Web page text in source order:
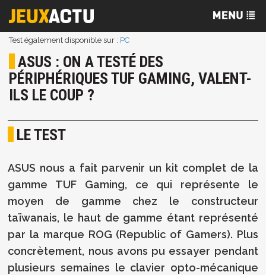
Test également disponible sur : PC
ASUS : ON A TESTÉ DES
PÉRIPHÉRIQUES TUF GAMING, VALENT-
ILS LE COUP ?
LE TEST
ASUS nous a fait parvenir un kit complet de la
gamme TUF Gaming, ce qui représente le
moyen de gamme chez le constructeur
taïwanais, le haut de gamme étant représenté
par la marque ROG (Republic of Gamers). Plus
concrètement, nous avons pu essayer pendant
plusieurs semaines le clavier opto-mécanique